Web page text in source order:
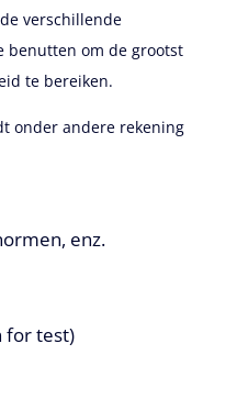
verschillende
benutten om de grootst
te bereiken.
onder andere rekening
enz.
for test)